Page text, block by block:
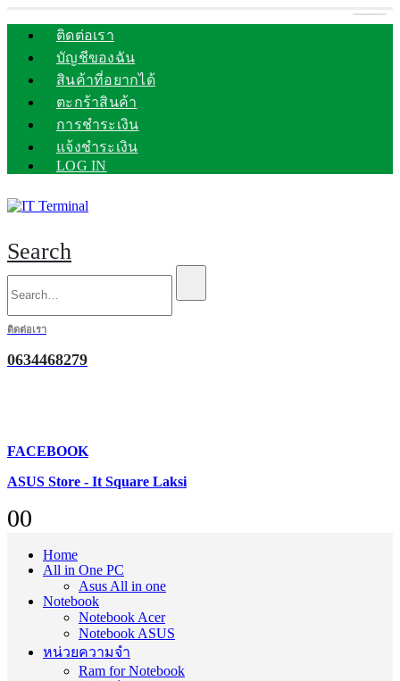
ติดต่อเรา
บัญชีของฉัน
สินค้าที่อยากได้
ตะกร้าสินค้า
การชำระเงิน
แจ้งชำระเงิน
LOG IN
Search
ติดต่อเรา
0634468279
FACEBOOK
ASUS Store - It Square Laksi
00
Home
All in One PC
Asus All in one
Notebook
Notebook Acer
Notebook ASUS
หน่วยความจำ
Ram for Notebook